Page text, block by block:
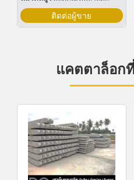
ติดต่อผู้ขาย
แคตตาล็อก